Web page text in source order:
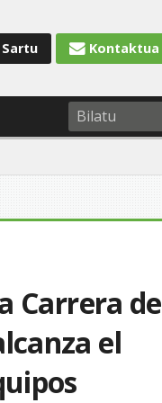
Kontaktua
Carrera de
el